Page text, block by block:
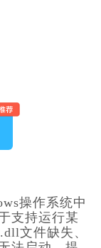
操作系统中
支持运行某
文件缺失、